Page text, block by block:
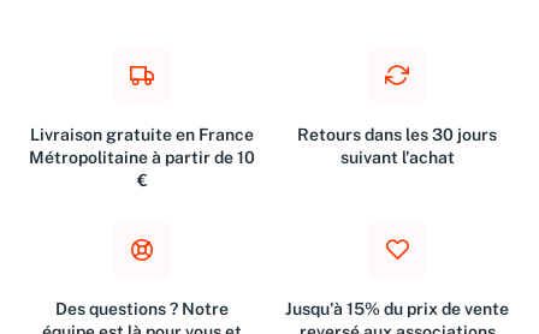
Livraison gratuite en France
Métropolitaine à partir de 10
€
Retours dans les 30 jours
suivant l'achat
Des questions ? Notre
Jusqu'à 15% du prix de vente